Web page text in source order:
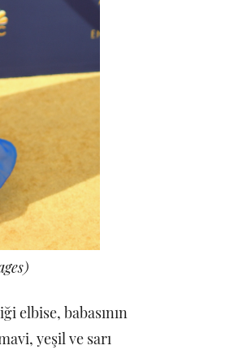
elbise, babasının
yeşil ve sarı